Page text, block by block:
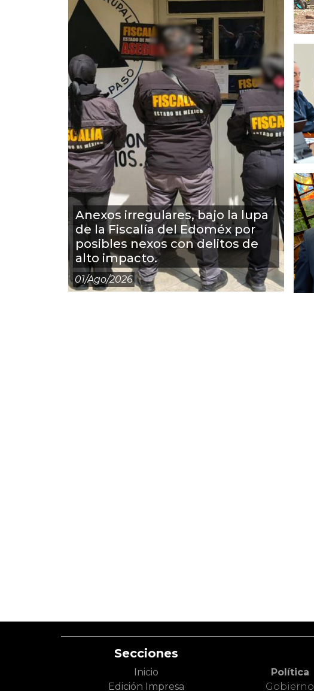
Anexos irregulares, bajo la lupa
de la Fiscalía del Edoméx por
posibles nexos con delitos de
alto impacto.
01/ago/2026
Secciones
Inicio
Edición Impresa
Política
Gobierno